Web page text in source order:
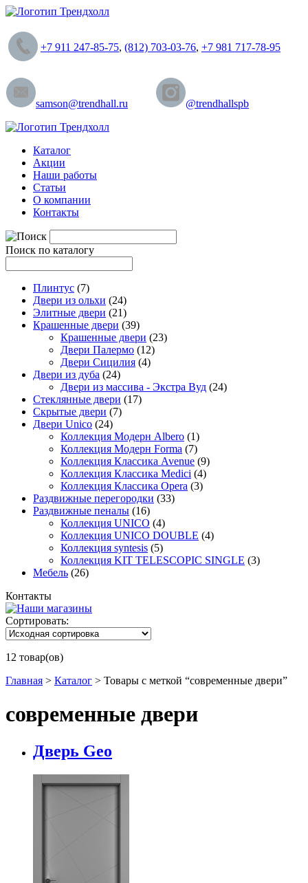
+7 911 247-85-75, (812) 703-03-76, +7 981 717-78-95
samson@trendhall.ru @trendhallspb
Каталог
Акции
Наши работы
Статьи
О компании
Контакты
Поиск по каталогу
Плинтус (7)
Двери из ольхи (24)
Элитные двери (21)
Крашенные двери (39)
Крашенные двери (23)
Двери Палермо (12)
Двери Сицилия (4)
Двери из дуба (24)
Двери из массива - Экстра Вуд (24)
Стеклянные двери (17)
Скрытые двери (7)
Двери Unico (24)
Коллекция Модерн Albero (1)
Коллекция Модерн Forma (7)
Коллекция Классика Avenue (9)
Коллекция Классика Medici (4)
Коллекция Классика Opera (3)
Раздвижные перегородки (33)
Раздвижные пеналы (16)
Коллекция UNICO (4)
Коллекция UNICO DOUBLE (4)
Коллекция syntesis (5)
Коллекция KIT TELESCOPIC SINGLE (3)
Мебель (26)
Контакты
Сортировать:
12 товар(ов)
Главная > Каталог > Товары с меткой “современные двери”
современные двери
Дверь Geo